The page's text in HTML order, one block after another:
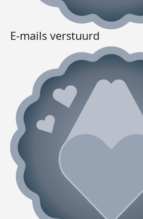
E-mails verstuurd